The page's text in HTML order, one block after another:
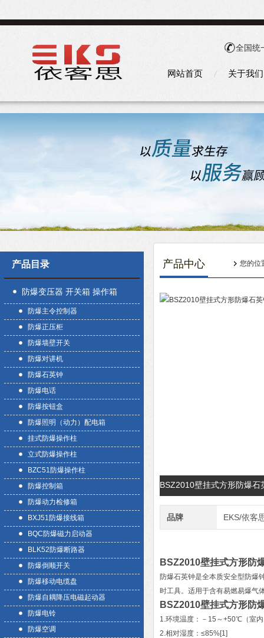
全国统
网站首页 关于我们
产品目录
防爆变压器 开关箱 操作箱
防爆主令控制器
防爆正压柜
防爆墙壁开关
防爆对讲机
防爆石英钟
防爆电话
防爆按钮盒
防爆照明（动力）配电箱
挂式防爆操作柱
立式防爆操作柱
BZC51防爆操作柱
防爆控制箱
防爆动力检修箱
BXJ51防爆接线箱
BQC防爆磁力启动器
BLK52防爆断路器
防爆倒顺开关
防爆移动电缆盘
防爆自耦降压电磁起动器
防爆电铃
防爆空调
产品中心 您的位
BSZ2010壁挂式方形防爆石
品牌 EKS/依客
BSZ2010壁挂式方形防
防爆石英钟是全本质安全型防爆
时工具。适用于含有易燃易爆气
BSZ2010壁挂式方形防
1.环境温度：－15～+50℃（室
2.相对湿度：≤85%[1]